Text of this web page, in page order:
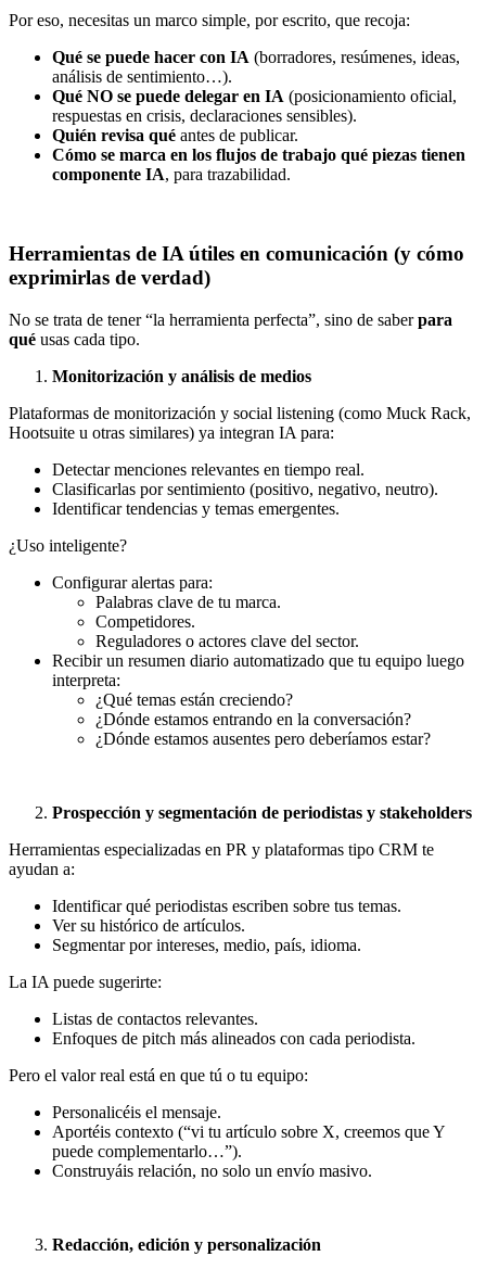
Por eso, necesitas un marco simple, por escrito, que recoja:
Qué se puede hacer con IA (borradores, resúmenes, ideas,
análisis de sentimiento…).
Qué NO se puede delegar en IA (posicionamiento oficial,
respuestas en crisis, declaraciones sensibles).
Quién revisa qué antes de publicar.
Cómo se marca en los flujos de trabajo qué piezas tienen
componente IA, para trazabilidad.
Herramientas de IA útiles en comunicación (y cómo
exprimirlas de verdad)
No se trata de tener “la herramienta perfecta”, sino de saberpara
qué usas cada tipo.
Monitorización y análisis de medios
Plataformas de monitorización y social listening (como Muck Rack,
Hootsuite u otras similares) ya integran IA para:
Detectar menciones relevantes en tiempo real.
Clasificarlas por sentimiento (positivo, negativo, neutro).
Identificar tendencias y temas emergentes.
¿Uso inteligente?
Configurar alertas para:
Palabras clave de tu marca.
Competidores.
Reguladores o actores clave del sector.
Recibir un resumen diario automatizado que tu equipo luego
interpreta:
¿Qué temas están creciendo?
¿Dónde estamos entrando en la conversación?
¿Dónde estamos ausentes pero deberíamos estar?
Prospección y segmentación de periodistas y stakeholders
Herramientas especializadas en PR y plataformas tipo CRM te
ayudan a:
Identificar qué periodistas escriben sobre tus temas.
Ver su histórico de artículos.
Segmentar por intereses, medio, país, idioma.
La IA puede sugerirte:
Listas de contactos relevantes.
Enfoques de pitch más alineados con cada periodista.
Pero el valor real está en que tú o tu equipo:
Personalicéis el mensaje.
Aportéis contexto (“vi tu artículo sobre X, creemos que Y
puede complementarlo…”).
Construyáis relación, no solo un envío masivo.
Redacción, edición y personalización